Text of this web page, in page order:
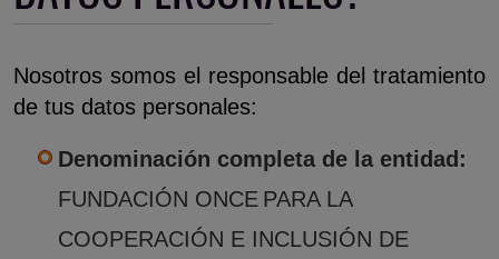
Nosotros somos el responsable del tratamiento
de tus datos personales:
Denominación completa de la entidad:
FUNDACIÓN ONCE PARA LA
COOPERACIÓN E INCLUSIÓN DE